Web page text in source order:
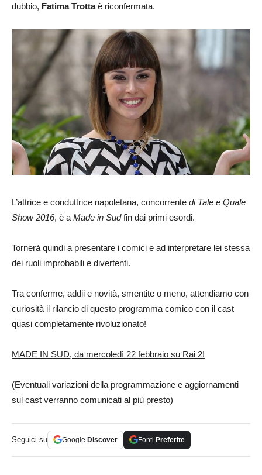
dubbio, Fatima Trottaè riconfermata.
L’attrice e conduttrice napoletana, concorrente di Tale e Quale
Show 2016, è a Made in Sudfin dai primi esordi.
Tornerà quindi a presentare i comici e ad interpretare lei stessa
dei ruoli improbabili e divertenti.
Tra conferme, addii e novità, smentite o meno, attendiamo con
curiosità il rilancio di questo programma comico con il cast
quasi completamente rivoluzionato!
MADE IN SUD, da mercoledì 22 febbraio su Rai 2!
(Eventuali variazioni della programmazione e aggiornamenti
sul cast verranno comunicati al più presto)
Seguici su Google Discover Fonti Preferite